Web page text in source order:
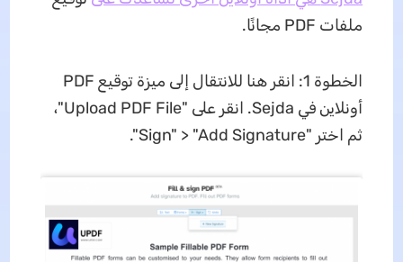
ملفات PDF مجانًا.
الخطوة 1: انقر هنا للانتقال إلى ميزة توقيع PDF
أونلاين في Sejda. انقر على "Upload PDF File"،
ثم اختر "Sign" > "Add Signature".